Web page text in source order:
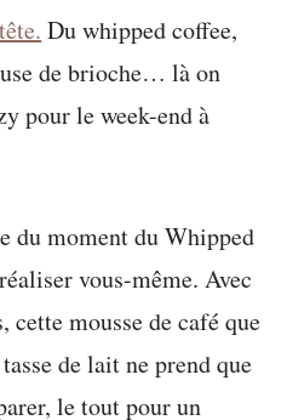
Du whipped coffee,
de brioche… là on
pour le week-end à